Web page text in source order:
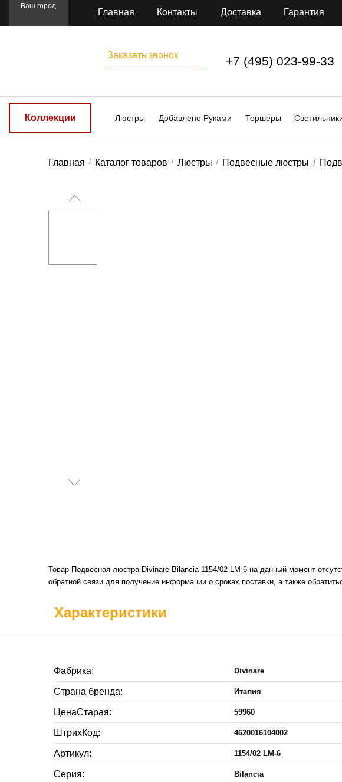
Ваш город
Главная Контакты Доставка Гарантия
Заказать звонок +7 (495) 023-99-33
Коллекции Люстры Добавлено Руками Торшеры
Главная Каталог товаров Люстры Подвесные люстры
Товар Подвесная люстра Divinare Bilancia 1154/02 LM-6 на данный момент
обратной связи для получение информации о сроках поставки, а также
Характеристики
Фабрика: Divinare
Страна бренда: Италия
ЦенаСтарая: 59960
ШтрихКод: 4620016104002
Артикул: 1154/02 LM-6
Серия: Bilancia